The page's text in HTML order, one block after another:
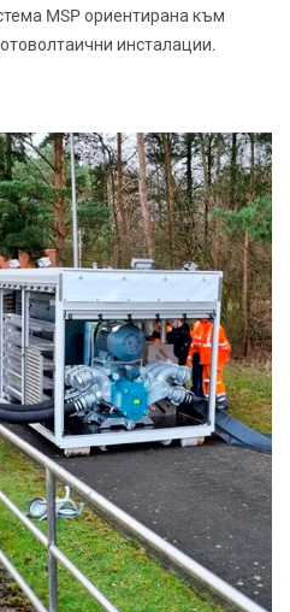
MSP ориентирана към
инсталации.